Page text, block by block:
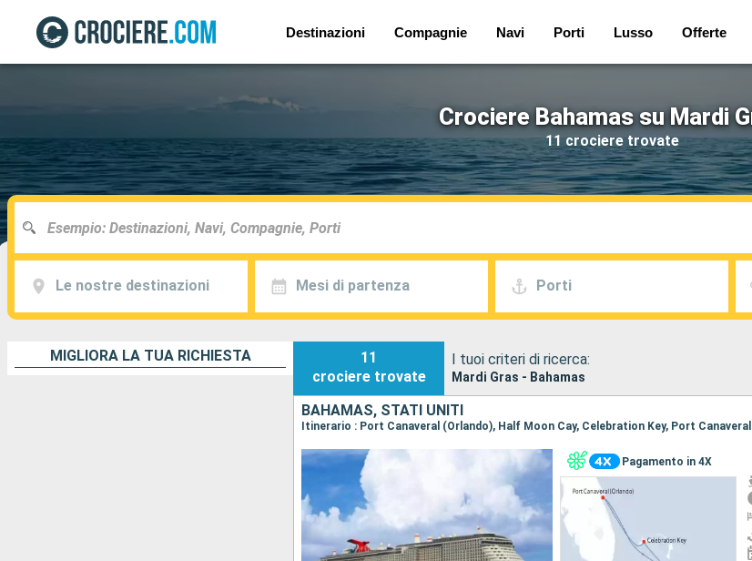
Destinazioni Compagnie Navi Porti Lusso Offerte
Crociere Bahamas su Mardi
11 crociere trovate
Le nostre destinazioni Mesi di partenza Porti
MIGLIORA LA TUA RICHIESTA
11
crociere trovate
I tuoi criteri di ricerca:
Mardi Gras - Bahamas
BAHAMAS, STATI UNITI
Itinerario : Port Canaveral (Orlando), Half Moon Cay, Celebration Key, Port
Pagamento in 4X